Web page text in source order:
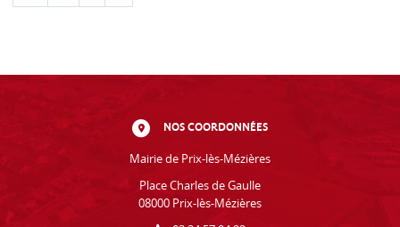
NOS COORDONNÉES
Mairie de Prix-lès-Mézières
Place Charles de Gaulle
08000 Prix-lès-Mézières